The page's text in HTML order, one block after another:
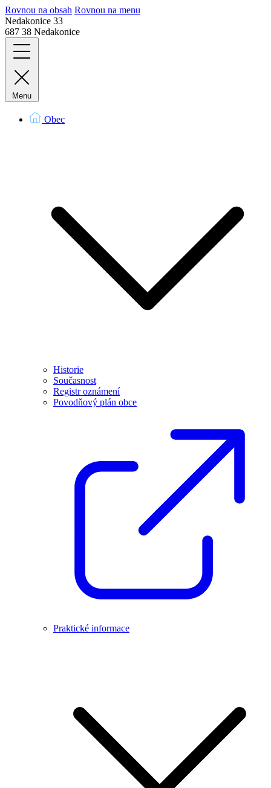
Rovnou na obsah Rovnou na menu
Nedakonice 33
687 38 Nedakonice
Menu
Obec
Historie
Současnost
Registr oznámení
Povodňový plán obce
Praktické informace